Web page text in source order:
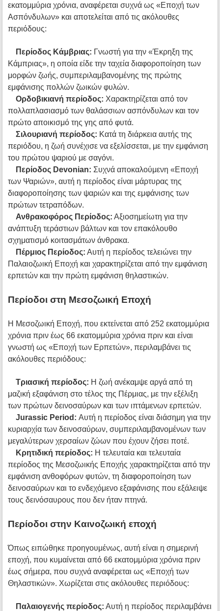
εκατομμύρια χρόνια, αναφέρεται συχνά ως «Εποχή των
Ασπόνδυλων» και αποτελείται από τις ακόλουθες
περιόδους:
Περίοδος Κάμβριας: Γνωστή για την «Έκρηξη της
Κάμπριας», η οποία είδε την ταχεία διαφοροποίηση των
μορφών ζωής, συμπεριλαμβανομένης της πρώτης
εμφάνισης πολλών ζωικών φυλών.
Ορδοβικιανή περίοδος: Χαρακτηρίζεται από τον
πολλαπλασιασμό των θαλάσσιων ασπόνδυλων και τον
πρώτο αποικισμό της γης από φυτά.
Σιλουριανή περίοδος: Κατά τη διάρκεια αυτής της
περιόδου, η ζωή συνέχισε να εξελίσσεται, με την εμφάνιση
του πρώτου ψαριού με σαγόνι.
Περίοδος Devonian: Συχνά αποκαλούμενη «Εποχή
των Ψαριών», αυτή η περίοδος είναι μάρτυρας της
διαφοροποίησης των ψαριών και της εμφάνισης των
πρώτων τετραπόδων.
Ανθρακοφόρος Περίοδος: Αξιοσημείωτη για την
ανάπτυξη τεράστιων βάλτων και τον επακόλουθο
σχηματισμό κοιτασμάτων άνθρακα.
Πέρμιος Περίοδος: Αυτή η περίοδος τελειώνει την
Παλαιοζωική Εποχή και χαρακτηρίζεται από την εμφάνιση
ερπετών και την πρώτη εμφάνιση θηλαστικών.
Περίοδοι στη Μεσοζωική Εποχή
Η Μεσοζωική Εποχή, που εκτείνεται από 252 εκατομμύρια
χρόνια πριν έως 66 εκατομμύρια χρόνια πριν και είναι
γνωστή ως «Εποχή των Ερπετών», περιλαμβάνει τις
ακόλουθες περιόδους:
Τριασική περίοδος: Η ζωή ανέκαμψε αργά από τη
μαζική εξαφάνιση στο τέλος της Πέρμιας, με την εξέλιξη
των πρώτων δεινοσαύρων και των ιπτάμενων ερπετών.
Jurassic Period: Αυτή η περίοδος είναι διάσημη για την
κυριαρχία των δεινοσαύρων, συμπεριλαμβανομένων των
μεγαλύτερων χερσαίων ζώων που έχουν ζήσει ποτέ.
Κρητιδική περίοδος: Η τελευταία και τελευταία
περίοδος της Μεσοζωικής Εποχής χαρακτηρίζεται από την
εμφάνιση ανθοφόρων φυτών, τη διαφοροποίηση των
δεινοσαύρων και το ενδεχόμενο εξαφάνισης που εξάλειψε
τους δεινόσαυρους που δεν ήταν πτηνά.
Περίοδοι στην Καινοζωική εποχή
Όπως ειπώθηκε προηγουμένως, αυτή είναι η σημερινή
εποχή, που κυμαίνεται από 66 εκατομμύρια χρόνια πριν
έως σήμερα, που συχνά αναφέρεται ως «Εποχή των
Θηλαστικών». Χωρίζεται στις ακόλουθες περιόδους:
Παλαιογενής περίοδος: Αυτή η περίοδος περιλαμβάνει